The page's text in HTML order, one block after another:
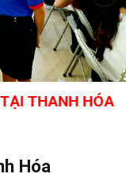
HÓA -
Hóa